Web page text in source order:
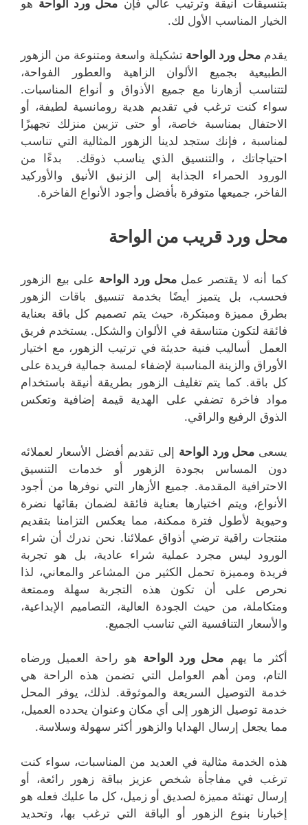
بتنسيقات أنيقة وترتيب عالي فإن محل ورد الواحة هو
الخيار المناسب الأول لك.
يقدممحل ورد الواحةتشكيلة واسعة ومتنوعة من الزهور
الطبيعية بجميع الألوان الزاهية والعطور الفواحة،
لتتناسب أزهارنا مع جميع الأذواق و أنواع المناسبات.
سواء كنت ترغب في تقديم هدية رومانسية لطيفة، أو
الاحتفال بمناسبة خاصة، أو حتى تزيين منزلك تجهيزًا
لمناسبة ، فإنك ستجد لدينا الزهور المثالية التي تناسب
احتياجاتك ، والتنسيق الذي يناسب ذوقك. بدءًا من
الورود الحمراء الجذابة إلى الزنبق الأنيق والأوركيد
الفاخر، جميعها متوفرة بأفضل وأجود الأنواع الفاخرة.
محل ورد قريب من الواحة
كما أنه لا يقتصر عملمحل ورد الواحة على بيع الزهور
فحسب، بل يتميز أيضًا بخدمة تنسيق باقات الزهور
بطرق مميزة ومبتكرة، حيث يتم تصميم كل باقة بعناية
فائقة لتكون متناسقة في الألوان والشكل. يستخدم فريق
العمل أساليب فنية حديثة في ترتيب الزهور، مع اختيار
الأوراق والزينة المناسبة لإضفاء لمسة جمالية فريدة على
كل باقة. كما يتم تغليف الزهور بطريقة أنيقة باستخدام
مواد فاخرة تضفي على الهدية قيمة إضافية وتعكس
الذوق الرفيع والراقي.
يسعى محل ورد الواحة إلى تقديم أفضل الأسعار لعملائه
دون المساس بجودة الزهور أو خدمات التنسيق
الاحترافية المقدمة. جميع الأزهار التي نوفرها من أجود
الأنواع، ويتم اختيارها بعناية فائقة لضمان بقائها نضرة
وحيوية لأطول فترة ممكنة، مما يعكس التزامنا بتقديم
منتجات راقية ترضي أذواق عملائنا. نحن ندرك أن شراء
الورود ليس مجرد عملية شراء عادية، بل هو تجربة
فريدة ومميزة تحمل الكثير من المشاعر والمعاني، لذا
نحرص على أن تكون هذه التجربة سهلة وممتعة
ومتكاملة، من حيث الجودة العالية، التصاميم الإبداعية،
والأسعار التنافسية التي تناسب الجميع.
أكثر ما يهم محل ورد الواحة هو راحة العميل ورضاه
التام، ومن أهم العوامل التي تضمن هذه الراحة هي
خدمة التوصيل السريعة والموثوقة. لذلك، يوفر المحل
خدمة توصيل الزهور إلى أي مكان وعنوان يحدده العميل،
مما يجعل إرسال الهدايا والزهور أكثر سهولة وسلاسة.
هذه الخدمة مثالية في العديد من المناسبات، سواء كنت
ترغب في مفاجأة شخص عزيز بباقة زهور رائعة، أو
إرسال تهنئة مميزة لصديق أو زميل، كل ما عليك فعله هو
إخبارنا بنوع الزهور أو الباقة التي ترغب بها، وتحديد